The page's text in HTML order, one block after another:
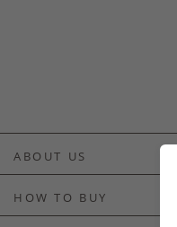
ABOUT US
HOW TO BUY